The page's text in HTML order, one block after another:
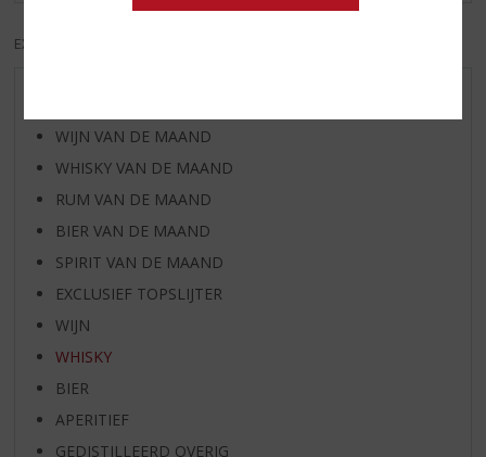
EXCL. BTW
WIJN VAN DE MAAND
WHISKY VAN DE MAAND
RUM VAN DE MAAND
BIER VAN DE MAAND
SPIRIT VAN DE MAAND
EXCLUSIEF TOPSLIJTER
WIJN
WHISKY
BIER
APERITIEF
GEDISTILLEERD OVERIG